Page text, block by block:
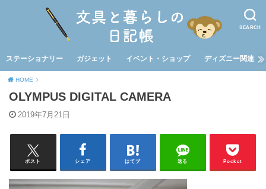
SEARCH
ステーショナリー ガジェット イベント・ショップ ディズニー関連
HOME
OLYMPUS DIGITAL CAMERA
2019年7月21日
ポスト シェア はてブ 送る Pocket